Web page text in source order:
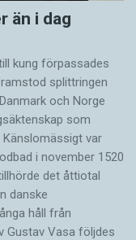
än i dag
kung förpassades
splittringen
och ­Norge
som
var
i novem­ber 1520
det åttiotal
danske
håll från
Gustav Vasa följdes